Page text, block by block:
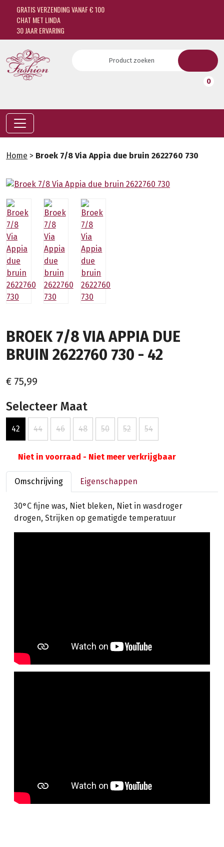
GRATIS VERZENDING VANAF € 100
CHAT MET LINDA
30 JAAR ERVARING
0
Home > Broek 7/8 Via Appia due bruin 2622760 730
BROEK 7/8 VIA APPIA DUE
BRUIN 2622760 730 - 42
€ 75,99
Selecteer Maat
42 44 46 48 50 52 54
Niet in voorraad - Niet meer verkrijgbaar
Omschrijving Eigenschappen
30°C fijne was, Niet bleken, Niet in wasdroger
drogen, Strijken op gematigde temperatuur